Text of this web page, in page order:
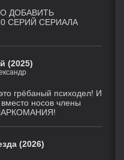
ДОБАВИТЬ
СЕРИЙ СЕРИАЛА
(2025)
грёбаный психодел! И
носов члены
(2026)